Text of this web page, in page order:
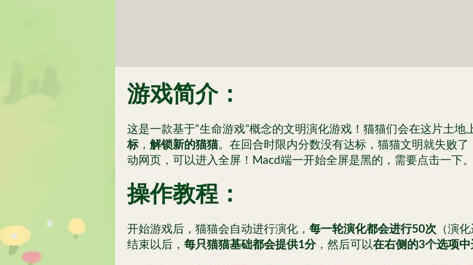
游戏简介：
这是一款基于“生命游戏”概念的文明演化游戏！猫猫们会在这片土地
标， 解锁新的猫猫。在回合时限内分数没有达标，猫猫文明就失败
动网页，可以进入全屏！Macd端一开始全屏是黑的，需要点击一下。
操作教程：
开始游戏后，猫猫会自动进行演化， 每一轮演化都会进行50次 （演
结束以后， 每只猫猫基础都会提供1分，然后可以在右侧的3个选项